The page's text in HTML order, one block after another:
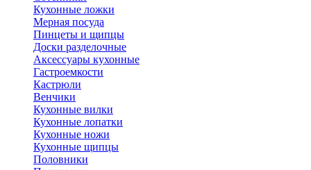
Кухонные ложки
Мерная посуда
Пинцеты и щипцы
Доски разделочные
Аксессуары кухонные
Гастроемкости
Кастрюли
Венчики
Кухонные вилки
Кухонные лопатки
Кухонные ножи
Кухонные щипцы
Половники